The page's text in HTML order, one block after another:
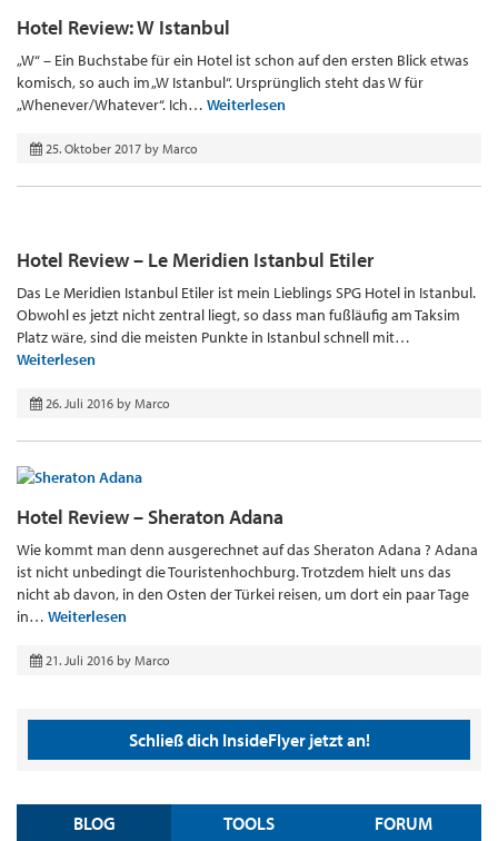
Hotel Review: W Istanbul
„W“ – Ein Buchstabe für ein Hotel ist schon auf den ersten Blick etwas
komisch, so auch im „W Istanbul“. Ursprünglich steht das W für
„Whenever/Whatever“. Ich… Weiterlesen
25. Oktober 2017 by Marco
Hotel Review – Le Meridien Istanbul Etiler
Das Le Meridien Istanbul Etiler ist mein Lieblings SPG Hotel in Istanbul.
Obwohl es jetzt nicht zentral liegt, so dass man fußläufig am Taksim
Platz wäre, sind die meisten Punkte in Istanbul schnell mit…
Weiterlesen
26. Juli 2016 by Marco
Hotel Review – Sheraton Adana
Wie kommt man denn ausgerechnet auf das Sheraton Adana ? Adana
ist nicht unbedingt die Touristenhochburg. Trotzdem hielt uns das
nicht ab davon, in den Osten der Türkei reisen, um dort ein paar Tage
in… Weiterlesen
21. Juli 2016 by Marco
Schließ dich InsideFlyer jetzt an!
BLOG TOOLS FORUM